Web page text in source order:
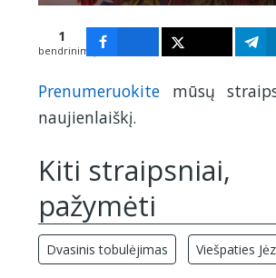
1
bendrinimų
Prenumeruokite mūsų
naujienlaiškį.
Kiti straipsniai,
pažymėti
Dvasinis tobulėjimas Viešpaties